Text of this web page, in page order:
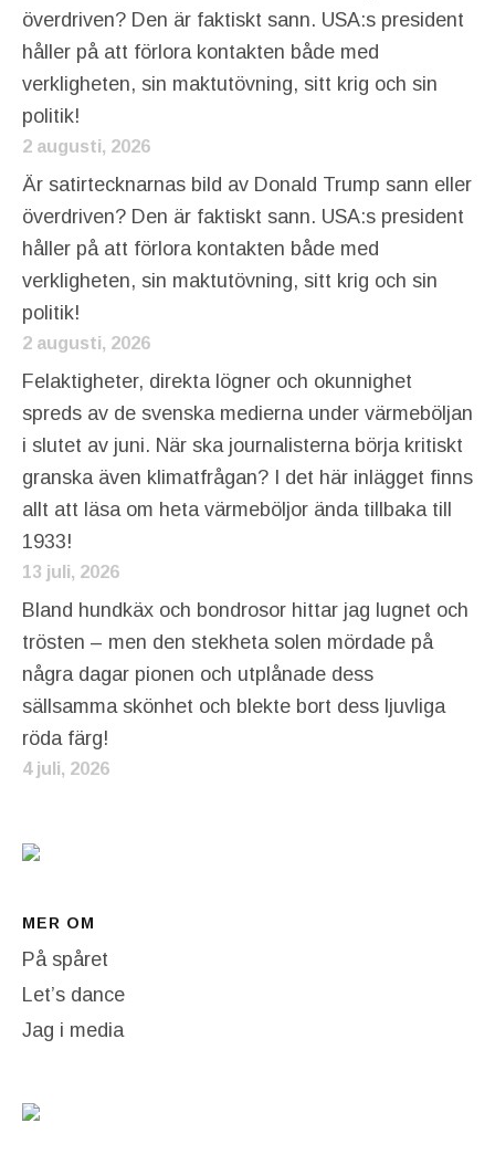
överdriven? Den är faktiskt sann. USA:s president
håller på att förlora kontakten både med
verkligheten, sin maktutövning, sitt krig och sin
politik!
2 augusti, 2026
Är satirtecknarnas bild av Donald Trump sann eller
överdriven? Den är faktiskt sann. USA:s president
håller på att förlora kontakten både med
verkligheten, sin maktutövning, sitt krig och sin
politik!
2 augusti, 2026
Felaktigheter, direkta lögner och okunnighet
spreds av de svenska medierna under värmeböljan
i slutet av juni. När ska journalisterna börja kritiskt
granska även klimatfrågan? I det här inlägget finns
allt att läsa om heta värmeböljor ända tillbaka till
1933!
13 juli, 2026
Bland hundkäx och bondrosor hittar jag lugnet och
trösten – men den stekheta solen mördade på
några dagar pionen och utplånade dess
sällsamma skönhet och blekte bort dess ljuvliga
röda färg!
4 juli, 2026
MER OM
På spåret
Let’s dance
Jag i media